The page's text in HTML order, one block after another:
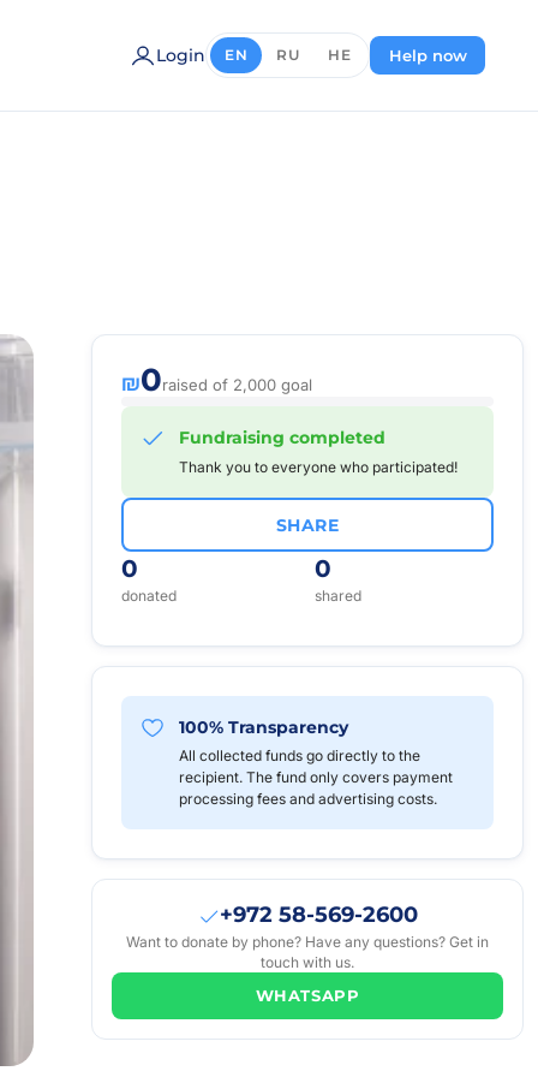
Login EN RU HE Help now
₪0raised of 2,000 goal
Fundraising completed
Thank you to everyone who participated!
SHARE
0
donated
0
shared
100% Transparency
All collected funds go directly to the
recipient. The fund only covers payment
processing fees and advertising costs.
+972 58-569-2600
Want to donate by phone? Have any questions? Get in
touch with us.
WHATSAPP